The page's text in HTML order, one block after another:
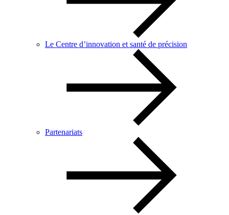
Le Centre d’innovation et santé de précision
Partenariats